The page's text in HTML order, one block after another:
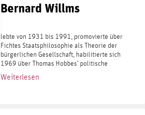
Bernard Willms
lebte von 1931 bis 1991, promovierte über
Fichtes Staatsphilosophie als Theorie der
bürgerlichen Gesellschaft, habilitierte sich
1969 über Thomas Hobbes’ politische
Theorie und lehrte ab 1970 als Professor
für Politische Wissenschaften an der...
Weiterlesen